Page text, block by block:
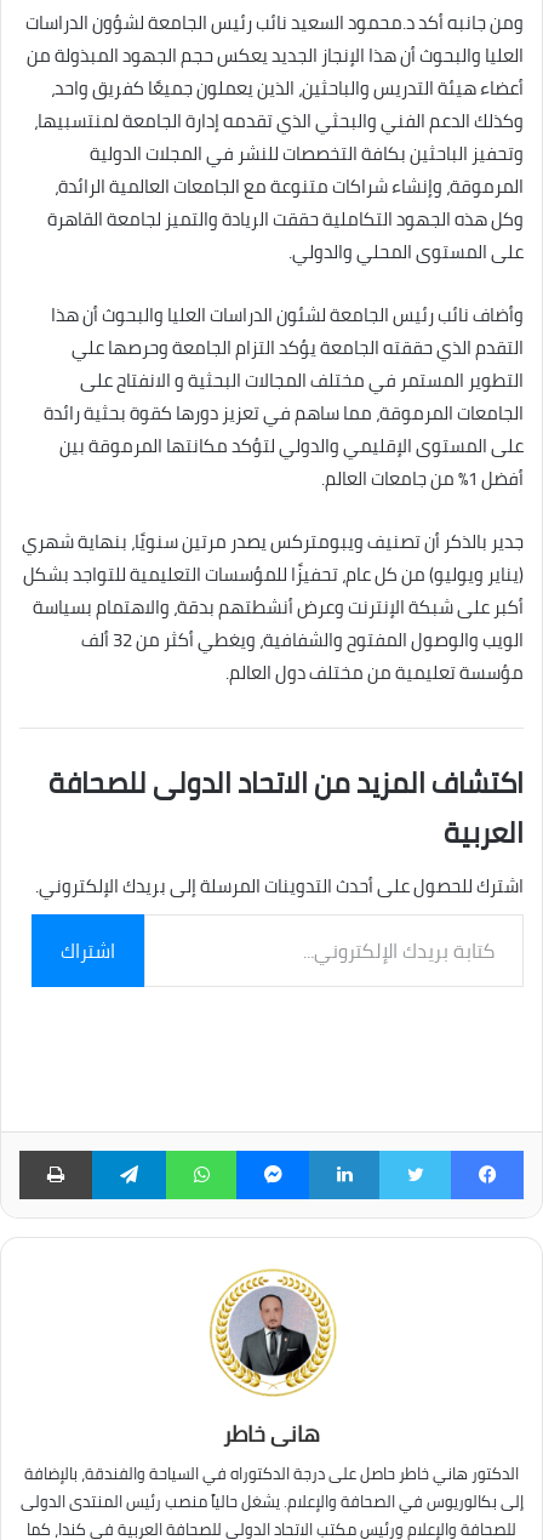
ومن جانبه أكد د.محمود السعيد نائب رئيس الجامعة لشؤون الدراسات
العليا والبحوث أن هذا الإنجاز الجديد يعكس حجم الجهود المبذولة من
أعضاء هيئة التدريس والباحثين، الذين يعملون جميعًا كفريق واحد،
وكذلك الدعم الفني والبحثي الذي تقدمه إدارة الجامعة لمنتسبيها،
وتحفيز الباحثين بكافة التخصصات للنشر في المجلات الدولية
المرموقة، وإنشاء شراكات متنوعة مع الجامعات العالمية الرائدة،
وكل هذه الجهود التكاملية حققت الريادة والتميز لجامعة القاهرة
على المستوى المحلي والدولي.
وأضاف نائب رئيس الجامعة لشئون الدراسات العليا والبحوث أن هذا
التقدم الذي حققته الجامعة يؤكد التزام الجامعة وحرصها علي
التطوير المستمر في مختلف المجالات البحثية و الانفتاح على
الجامعات المرموقة، مما ساهم في تعزيز دورها كقوة بحثية رائدة
على المستوى الإقليمي والدولي لتؤكد مكانتها المرموقة بين
أفضل 1% من جامعات العالم.
جدير بالذكر أن تصنيف ويبومتركس يصدر مرتين سنويًا، بنهاية شهري
(يناير ويوليو) من كل عام، تحفيزًا للمؤسسات التعليمية للتواجد بشكل
أكبر على شبكة الإنترنت وعرض أنشطتهم بدقة، والاهتمام بسياسة
الويب والوصول المفتوح والشفافية، ويغطي أكثر من 32 ألف
مؤسسة تعليمية من مختلف دول العالم.
اكتشاف المزيد من الاتحاد الدولى للصحافة
العربية
اشترك للحصول على أحدث التدوينات المرسلة إلى بريدك الإلكتروني.
بريدك
الإلكتروني...
اشتراك
فيسبوك لينكدإن ماسنجر واتساب تيلقرام
هانى خاطر
الدكتور هاني خاطر حاصل على درجة الدكتوراه في السياحة والفندقة، بالإضافة
إلى بكالوريوس في الصحافة والإعلام. يشغل حالياً منصب رئيس المنتدى الدولى
للصحافة والإعلام ورئيس مكتب الاتحاد الدولي للصحافة العربية في كندا، كما